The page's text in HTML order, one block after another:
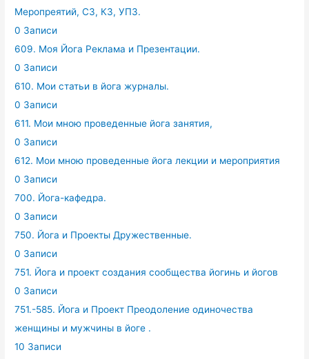
Меропреятий, СЗ, КЗ, УПЗ.
0 Записи
609. Моя Йога Реклама и Презентации.
0 Записи
610. Мои статьи в йога журналы.
0 Записи
611. Мои мною проведенные йога занятия,
0 Записи
612. Мои мною проведенные йога лекции и мероприятия
0 Записи
700. Йога-кафедра.
0 Записи
750. Йога и Проекты Дружественные.
0 Записи
751. Йога и проект создания сообщества йогинь и йогов
0 Записи
751.-585. Йога и Проект Преодоление одиночества
женщины и мужчины в йоге .
10 Записи